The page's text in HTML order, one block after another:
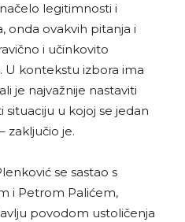
legitimnosti i
onda ovakvih pitanja i
i učinkovito
U kontekstu izbora ima
je najvažnije nastaviti
situaciju u kojoj se jedan
zaključio je.
se sastao s
i Petrom Palićem,
povodom ustoličenja